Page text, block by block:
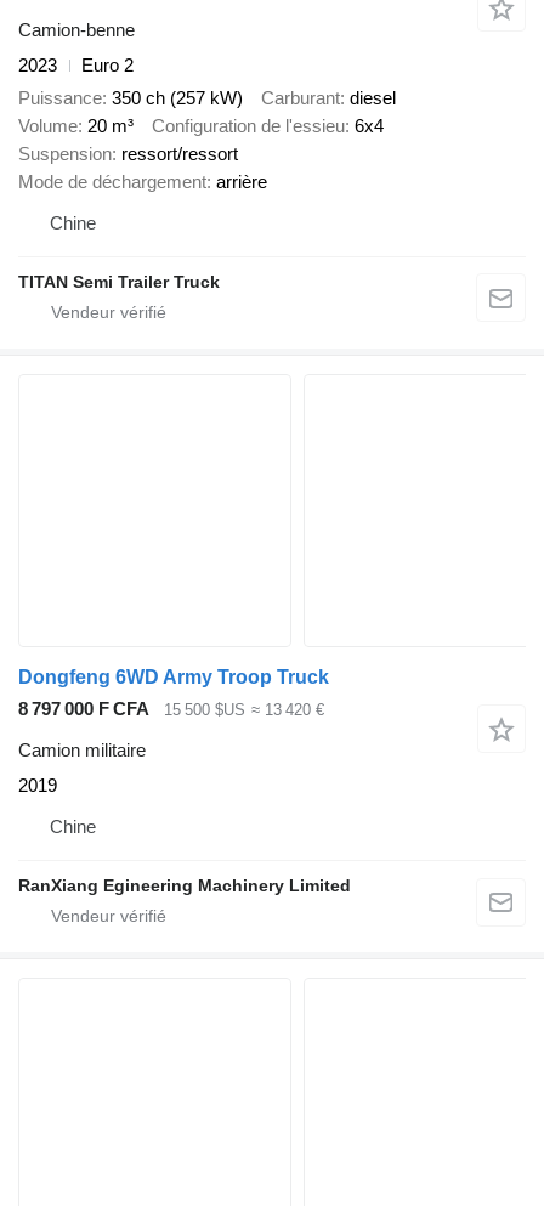
Camion-benne
2023
Euro 2
Puissance 350 ch (257 kW) Carburant diesel
Volume 20 m³ Configuration de l'essieu 6x4
Suspension ressort/ressort
Mode de déchargement arrière
Chine
TITAN Semi Trailer Truck
Dongfeng 6WD Army Troop Truck
8 797 000 F CFA
15 500 $US ≈ 13 420 €
Camion militaire
2019
Chine
RanXiang Egineering Machinery Limited